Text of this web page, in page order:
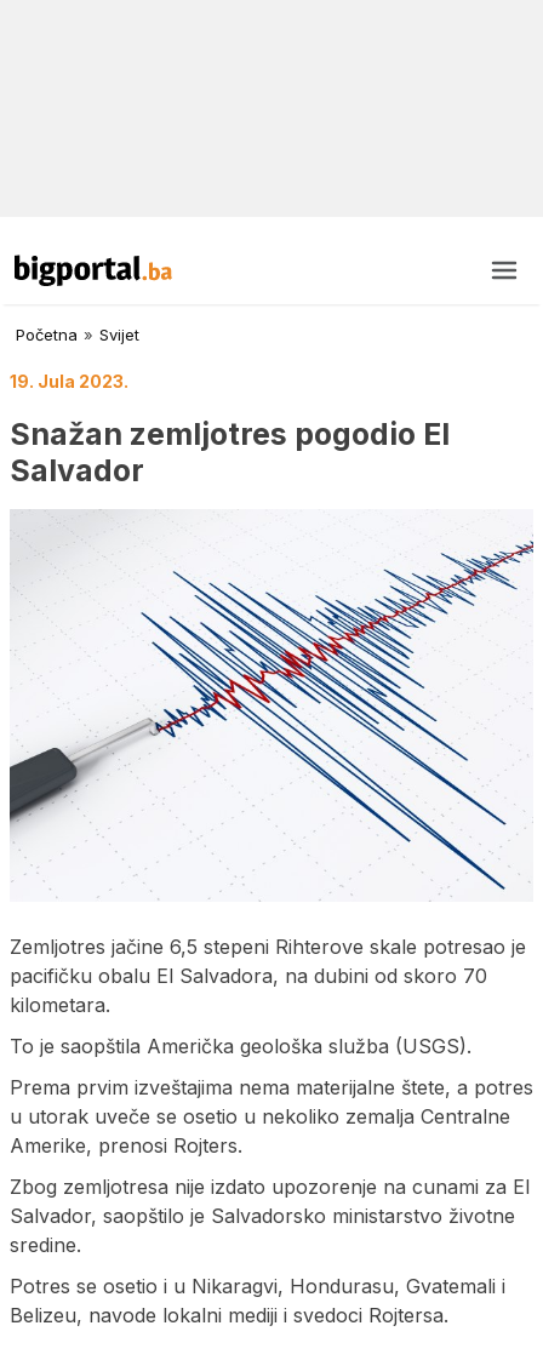
Početna » Svijet
19. Jula 2023.
Snažan zemljotres pogodio El
Salvador
Zemljotres jačine 6,5 stepeni Rihterove skale potresao je
pacifičku obalu El Salvadora, na dubini od skoro 70
kilometara.
To je saopštila Američka geološka služba (USGS).
Prema prvim izveštajima nema materijalne štete, a potres
u utorak uveče se osetio u nekoliko zemalja Centralne
Amerike, prenosi Rojters.
Zbog zemljotresa nije izdato upozorenje na cunami za El
Salvador, saopštilo je Salvadorsko ministarstvo životne
sredine.
Potres se osetio i u Nikaragvi, Hondurasu, Gvatemali i
Belizeu, navode lokalni mediji i svedoci Rojtersa.